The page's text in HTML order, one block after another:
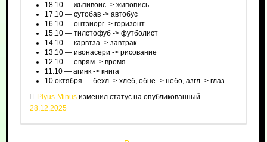
18.10 — жьпивоис -> жипопись
17.10 — сутобав -> автобус
16.10 — онтзиорг -> горизонт
15.10 — тилстофуб -> футболист
14.10 — карвтза -> завтрак
13.10 — ивонасери -> рисование
12.10 — еврям -> время
11.10 — агинк -> книга
10 октября — бехл -> хлеб, обне -> небо, азгл -> глаз
Plyus-Minusизменил статус на опубликованный
28.12.2025